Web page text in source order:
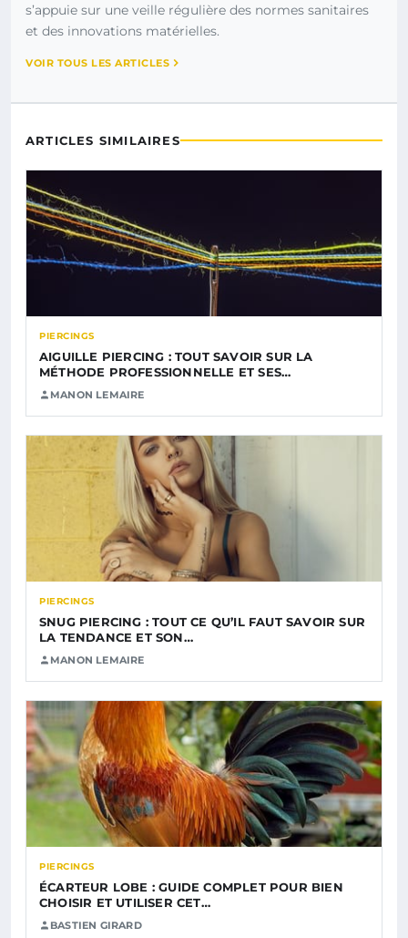
s’appuie sur une veille régulière des normes sanitaires
et des innovations matérielles.
VOIR TOUS LES ARTICLES
ARTICLES SIMILAIRES
PIERCINGS
AIGUILLE PIERCING : TOUT SAVOIR SUR LA
MÉTHODE PROFESSIONNELLE ET SES…
MANON LEMAIRE
PIERCINGS
SNUG PIERCING : TOUT CE QU’IL FAUT SAVOIR SUR
LA TENDANCE ET SON…
MANON LEMAIRE
PIERCINGS
ÉCARTEUR LOBE : GUIDE COMPLET POUR BIEN
CHOISIR ET UTILISER CET…
BASTIEN GIRARD